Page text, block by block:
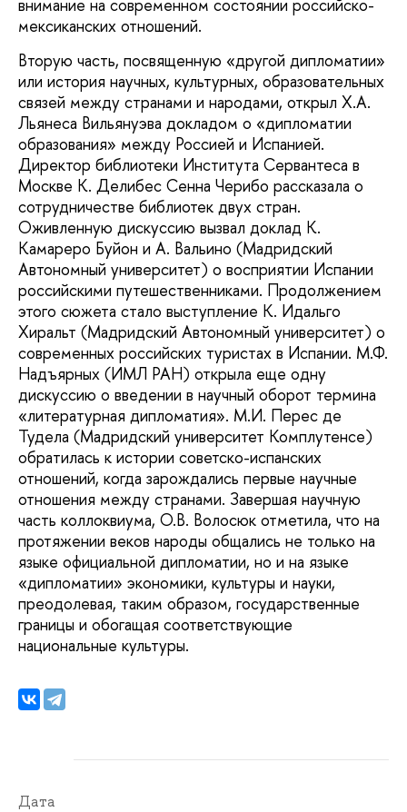
внимание на современном состоянии российско-
мексиканских отношений.
Вторую часть, посвященную «другой дипломатии»
или история научных, культурных, образовательных
связей между странами и народами, открыл Х.А.
Льянеса Вильянуэва докладом о «дипломатии
образования» между Россией и Испанией.
Директор библиотеки Института Сервантеса в
Москве К. Делибес Сенна Черибо рассказала о
сотрудничестве библиотек двух стран.
Оживленную дискуссию вызвал доклад К.
Камареро Буйон и А. Вальино (Мадридский
Автономный университет) о восприятии Испании
российскими путешественниками. Продолжением
этого сюжета стало выступление К. Идальго
Хиральт (Мадридский Автономный университет) о
современных российских туристах в Испании. М.Ф.
Надъярных (ИМЛ РАН) открыла еще одну
дискуссию о введении в научный оборот термина
«литературная дипломатия». М.И. Перес де
Тудела (Мадридский университет Комплутенсе)
обратилась к истории советско-испанских
отношений, когда зарождались первые научные
отношения между странами. Завершая научную
часть коллоквиума, О.В. Волосюк отметила, что на
протяжении веков народы общались не только на
языке официальной дипломатии, но и на языке
«дипломатии» экономики, культуры и науки,
преодолевая, таким образом, государственные
границы и обогащая соответствующие
национальные культуры.
Дата